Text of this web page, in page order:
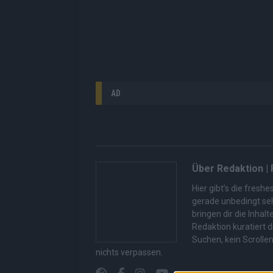
AD
Über Redaktion |
Hier gibt’s die
gerade unbedingt
bringen dir die
Redaktion kuratiert
Suchen, kein
nichts verpassen.